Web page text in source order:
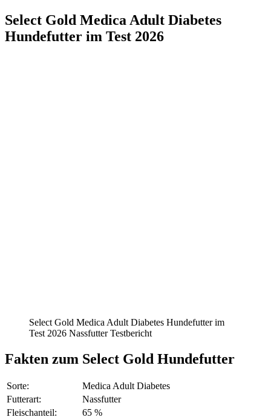
Select Gold Medica Adult Diabetes
Hundefutter im Test 2026
Select Gold Medica Adult Diabetes Hundefutter im
Test 2026 Nassfutter Testbericht
Fakten zum Select Gold Hundefutter
Sorte:
Medica Adult Diabetes
Futterart:
Nassfutter
Fleischanteil:
65 %